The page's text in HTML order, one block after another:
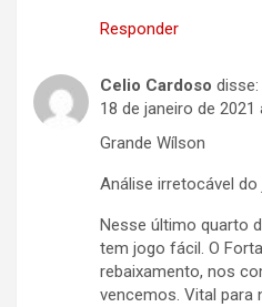
Responder
Celio Cardoso disse:
18 de janeiro de 2021
Grande Wílson
Análise irretocável
Nesse último quarto
tem jogo fácil. O
rebaixamento, nos
vencemos. Vital para